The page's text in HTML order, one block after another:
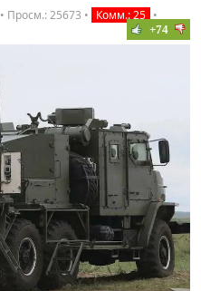
• Просм.: 25673 • Комм.: 25 •
+74